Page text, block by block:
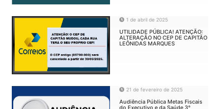
1 de abril de 2025
UTILIDADE PÚBLICA! ATENÇÃO:
ALTERAÇÃO NO CEP DE CAPITÃO
LEÔNIDAS MARQUES
21 de fevereiro de 2025
Audiência Pública Metas Fiscais
do Executivo e da Saúde 3°